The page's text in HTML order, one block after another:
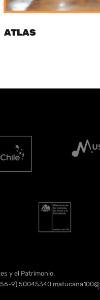
ATLAS
y el Patrimonio.
9) 50045340